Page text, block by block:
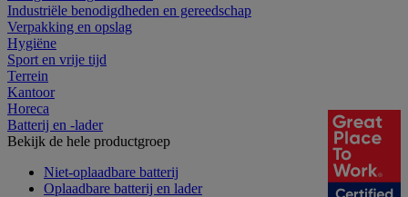
Industriële benodigdheden en gereedschap
Verpakking en opslag
Hygiëne
Sport en vrije tijd
Terrein
Kantoor
Horeca
Batterij en -lader
Bekijk de hele productgroep
Niet-oplaadbare batterij
Oplaadbare batterij en lader